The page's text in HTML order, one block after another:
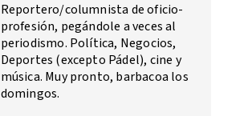
Reportero/columnista de oficio-
profesión, pegándole a veces al
periodismo. Política, Negocios,
Deportes (excepto Pádel), cine y
música. Muy pronto, barbacoa los
domingos.